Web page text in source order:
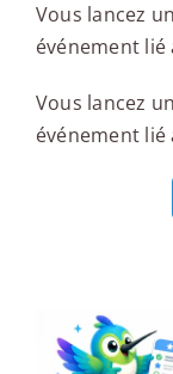
Vous lancez
événement lié
Vous lancez
événement lié